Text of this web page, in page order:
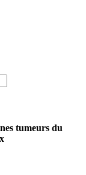
tumeurs du